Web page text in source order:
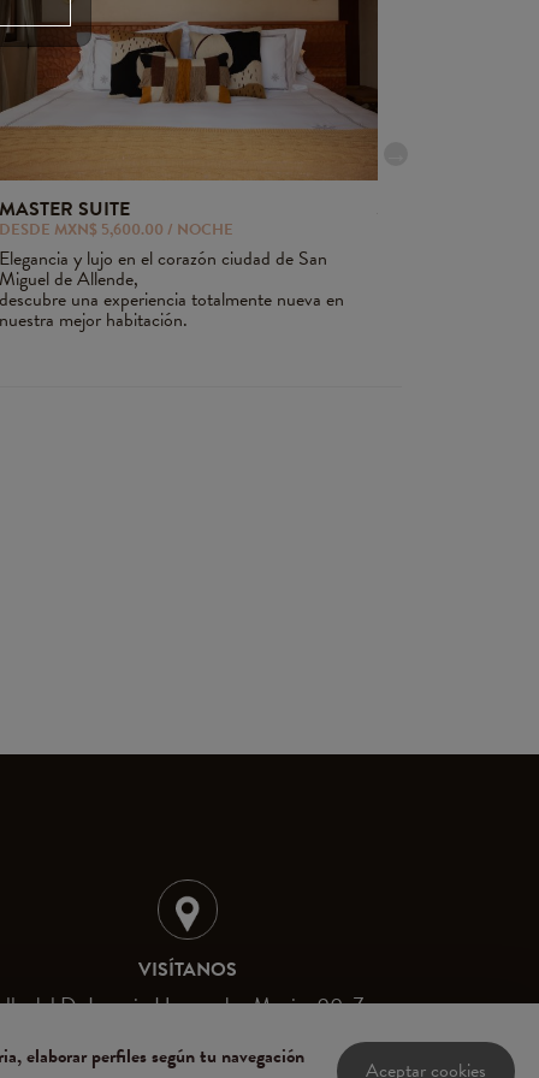
MASTER SUITE
DESDE MXN$ 5,600.00 / NOCHE
Elegancia y lujo en el corazón ciudad de San
Miguel de Allende,
descubre una experiencia totalmente nueva en
nuestra mejor habitación.
VISÍTANOS
del Dr Ignacio Hernandez Macias 90, Zona
Guanajuato, México
elaborar perfiles según tu navegación
Aceptar cookies